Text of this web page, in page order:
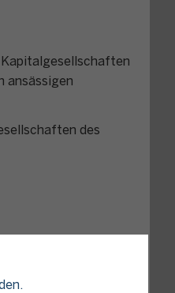
ansässigen
des